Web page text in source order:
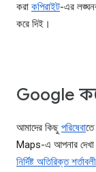
করা কপিরাইট-এর
করে দিই।
Google
আমাদের কিছু পরিষেবা
Maps-এ আপনার দেখা
নির্দিষ্ট অতিরিক্ত শর্তাবলী